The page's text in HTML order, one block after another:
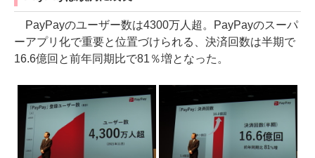
PayPayのユーザー数は4300万人超。PayPayのスーパ
ーアプリ化で重要と位置づけられる、決済回数は半期で
16.6億回と前年同期比で81％増となった。